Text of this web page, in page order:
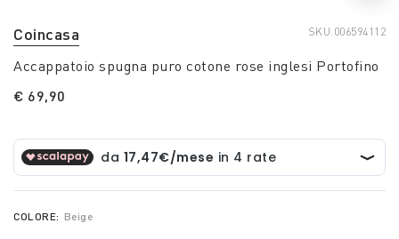
Coincasa SKU. 006594112
Accappatoio spugna puro cotone rose inglesi Portofino
€ 69,90
COLORE: Beige